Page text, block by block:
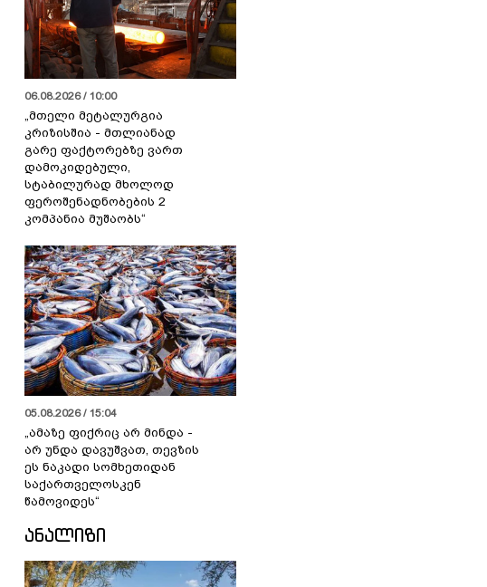
06.08.2026 / 10:00
„მთელი მეტალურგია
კრიზისშია - მთლიანად
გარე ფაქტორებზე ვართ
დამოკიდებული,
სტაბილურად მხოლოდ
ფეროშენადნობების 2
კომპანია მუშაობს“
05.08.2026 / 15:04
„ამაზე ფიქრიც არ მინდა -
არ უნდა დავუშვათ, თევზის
ეს ნაკადი სომხეთიდან
საქართველოსკენ
წამოვიდეს“
ᲐᲜᲐᲚᲘᲖᲘ